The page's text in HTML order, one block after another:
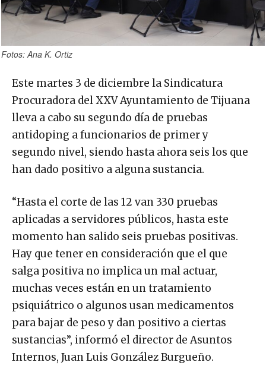
Fotos: Ana K. Ortiz
Este martes 3 de diciembre la Sindicatura
Procuradora del XXV Ayuntamiento de Tijuana
lleva a cabo su segundo día de pruebas
antidoping a funcionarios de primer y
segundo nivel, siendo hasta ahora seis los que
han dado positivo a alguna sustancia.
“Hasta el corte de las 12 van 330 pruebas
aplicadas a servidores públicos, hasta este
momento han salido seis pruebas positivas.
Hay que tener en consideración que el que
salga positiva no implica un mal actuar,
muchas veces están en un tratamiento
psiquiátrico o algunos usan medicamentos
para bajar de peso y dan positivo a ciertas
sustancias”, informó el director de Asuntos
Internos, Juan Luis González Burgueño.